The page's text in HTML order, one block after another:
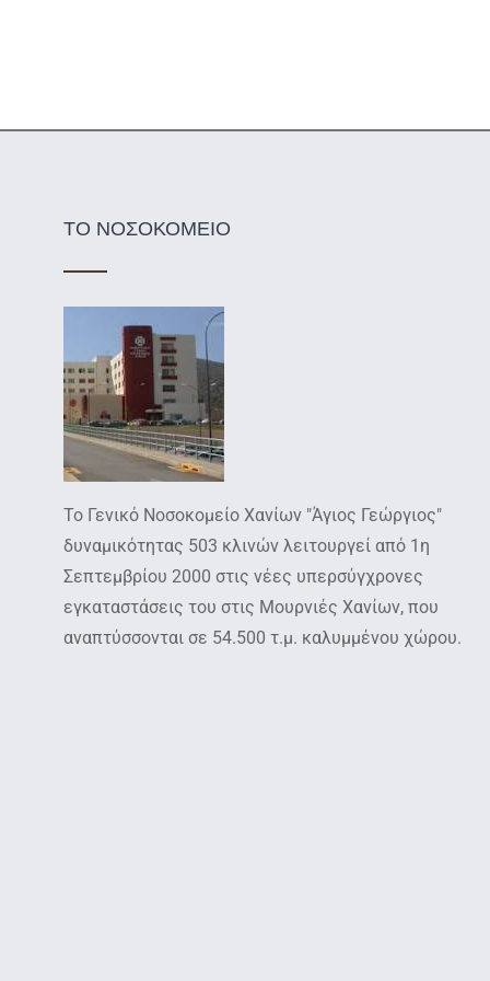
ΤΟ ΝΟΣΟΚΟΜΕΙΟ
Το Γενικό Νοσοκομείο Χανίων "Άγιος Γεώργιος"
δυναμικότητας 503 κλινών λειτουργεί από 1η
Σεπτεμβρίου 2000 στις νέες υπερσύγχρονες
εγκαταστάσεις του στις Μουρνιές Χανίων, που
αναπτύσσονται σε 54.500 τ.μ. καλυμμένου χώρου.